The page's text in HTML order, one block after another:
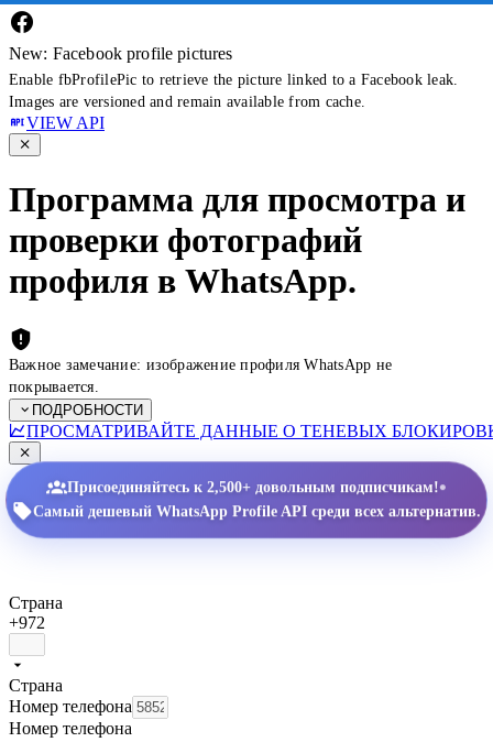
New: Facebook profile pictures
Enable fbProfilePic to retrieve the picture linked to a Facebook leak.
Images are versioned and remain available from cache.
VIEW API
Программа для просмотра и
проверки фотографий
профиля в WhatsApp.
Важное замечание: изображение профиля WhatsApp не
покрывается.
ПОДРОБНОСТИ
ПРОСМАТРИВАЙТЕ ДАННЫЕ О ТЕНЕВЫХ
Присоединяйтесь к 2,500+ довольным подписчикам!•
Самый дешевый WhatsApp Profile API среди всех альтернатив.
Страна
+972
Страна
Номер телефона
Номер телефона